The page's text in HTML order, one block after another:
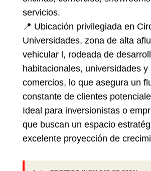
servicios.
📍 Ubicación privilegiada en
Universidades, zona de alta
vehicular l, rodeada de
habitacionales, universidades y
comercios, lo que asegura un
constante de clientes
Ideal para inversionistas o
que buscan un espacio
excelente proyección de